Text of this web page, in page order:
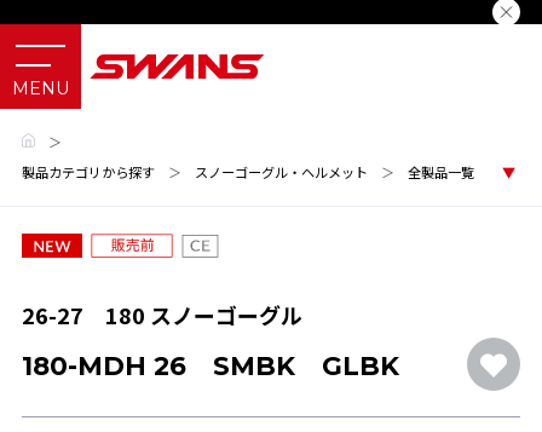
＞
製品カテゴリから探す
＞ スノーゴーグル・ヘルメット ＞ 全製品一覧
26-27 180 スノーゴーグル
180-MDH 26 SMBK GLBK